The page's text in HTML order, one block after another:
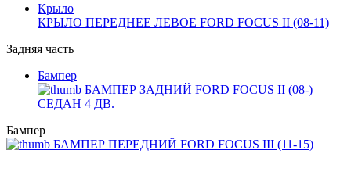
Крыло
КРЫЛО ПЕРЕДНЕЕ ЛЕВОЕ FORD FOCUS II (08-11)
Задняя часть
Бампер
БАМПЕР ЗАДНИЙ FORD FOCUS II (08-)
СЕДАН 4 ДВ.
Бампер
БАМПЕР ПЕРЕДНИЙ FORD FOCUS III (11-15)